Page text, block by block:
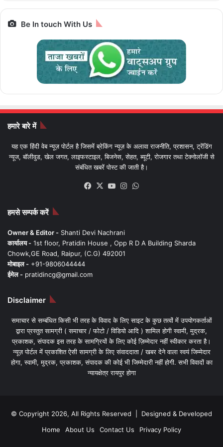
Be In touch With Us
हमारे बारे में
यह एक हिंदी वेब न्यूज़ पोर्टल है जिसमें ब्रेकिंग न्यूज़ के अलावा राजनीति, प्रशासन, ट्रेंडिंग
न्यूज, बॉलीवुड, खेल जगत, लाइफस्टाइल, बिजनेस, सेहत, ब्यूटी, रोजगार तथा टेक्नोलॉजी से
संबंधित खबरें पोस्ट की जाती है।
Facebook
X YouTubeInstagram
हमसे सम्पर्क करें
Owner & Editor - Shanti Devi Nachrani
कार्यालय - 1st floor, Pratidin House , Opp R D A Building Sharda
Chowk,GE Road, Raipur, (C.G) 492001
मोबाइल - +91-9806044444
ईमेल - pratidincg@gmail.com
Disclaimer
समाचार से सम्बंधित किसी भी तरह के विवाद के लिए साइट के कुछ तत्वों में उपयोगकर्ताओं
द्वारा प्रस्तुत सामग्री ( समाचार / फोटो / विडियो आदि ) शामिल होगी स्वामी, मुद्रक,
प्रकाशक, संपादक इस तरह के सामग्रियों के लिए कोई ज़िम्मेदार नहीं स्वीकार करता है।
न्यूज़ पोर्टल में प्रकाशित ऐसी सामग्री के लिए संवाददाता / खबर देने वाला स्वयं जिम्मेदार
होगा, स्वामी, मुद्रक, प्रकाशक, संपादक की कोई भी जिम्मेदारी नहीं होगी. सभी विवादों का
न्यायक्षेत्र रायपुर होगा
© Copyright 2026, All Rights Reserved | Designed & Developed
Home
About Us Contact Us Privacy Policy